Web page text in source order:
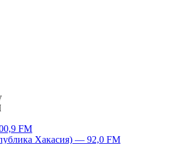
FM
Хакасия) — 92,0 FM